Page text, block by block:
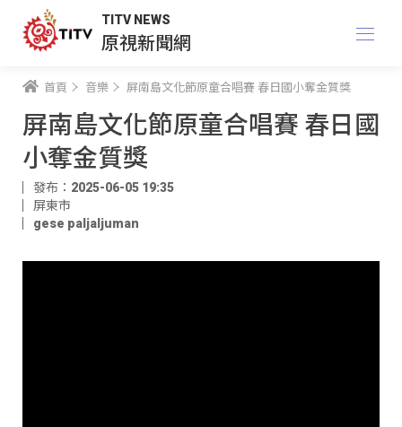
TITV NEWS
原視新聞網
首頁 音樂 屏南島文化節原童合唱賽 春日國小奪金質獎
屏南島文化節原童合唱賽 春日國
小奪金質獎
發布：2025-06-05 19:35
屏東市
gese paljaljuman